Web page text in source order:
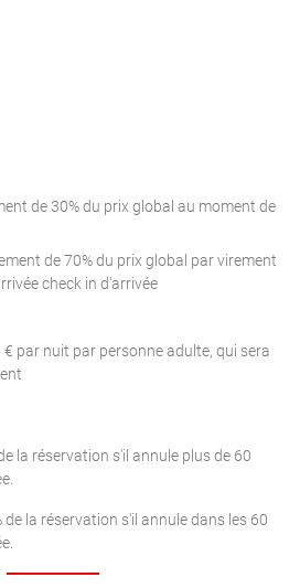
de 30% du prix global au moment de
de 70% du prix global par virement
check in d'arrivée
€ par nuit par personne adulte, qui sera
la réservation s'il annule plus de 60
de la réservation s'il annule dans les 60